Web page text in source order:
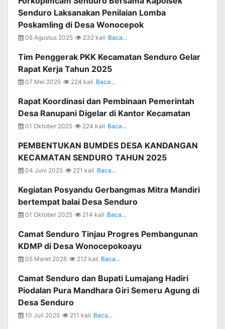
Senduro Laksanakan Penilaian Lomba
Poskamling di Desa Wonocepok
08 Agustus 2025 232 kali Baca...
Tim Penggerak PKK Kecamatan Senduro Gelar
Rapat Kerja Tahun 2025
07 Mei 2025 224 kali Baca...
Rapat Koordinasi dan Pembinaan Pemerintah
Desa Ranupani Digelar di Kantor Kecamatan
01 Oktober 2025 224 kali Baca...
PEMBENTUKAN BUMDES DESA KANDANGAN
KECAMATAN SENDURO TAHUN 2025
04 Juni 2025 221 kali Baca...
Kegiatan Posyandu Gerbangmas Mitra Mandiri
bertempat balai Desa Senduro
01 Oktober 2025 214 kali Baca...
Camat Senduro Tinjau Progres Pembangunan
KDMP di Desa Wonocepokoayu
05 Maret 2026 212 kali Baca...
Camat Senduro dan Bupati Lumajang Hadiri
Piodalan Pura Mandhara Giri Semeru Agung di
Desa Senduro
10 Juli 2025 211 kali Baca...